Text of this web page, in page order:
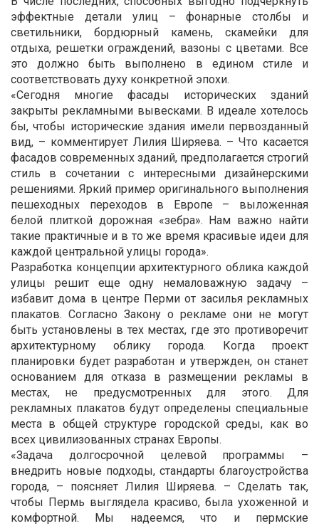
эффектные детали улиц – фонарные столбы и
светильники, бордюрный камень, скамейки для
отдыха, решетки ограждений, вазоны с цветами. Все
это должно быть выполнено в едином стиле и
соответствовать духу конкретной эпохи.
«Сегодня многие фасады исторических зданий
закрыты рекламными вывесками. В идеале хотелось
бы, чтобы исторические здания имели первозданный
вид, – комментирует Лилия Ширяева. – Что касается
фасадов современных зданий, предполагается строгий
стиль в сочетании с интересными дизайнерскими
решениями. Яркий пример оригинального выполнения
пешеходных переходов в Европе – выложенная
белой плиткой дорожная «зебра». Нам важно найти
такие практичные и в то же время красивые идеи для
каждой центральной улицы города».
Разработка концепции архитектурного облика каждой
улицы решит еще одну немаловажную задачу –
избавит дома в центре Перми от засилья рекламных
плакатов. Согласно Закону о рекламе они не могут
быть установлены в тех местах, где это противоречит
архитектурному облику города. Когда проект
планировки будет разработан и утвержден, он станет
основанием для отказа в размещении рекламы в
местах, не предусмотренных для этого. Для
рекламных плакатов будут определены специальные
места в общей структуре городской среды, как во
всех цивилизованных странах Европы.
«Задача долгосрочной целевой программы –
внедрить новые подходы, стандарты благоустройства
города, – поясняет Лилия Ширяева. – Сделать так,
чтобы Пермь выглядела красиво, была ухоженной и
комфортной. Мы надеемся, что и пермские